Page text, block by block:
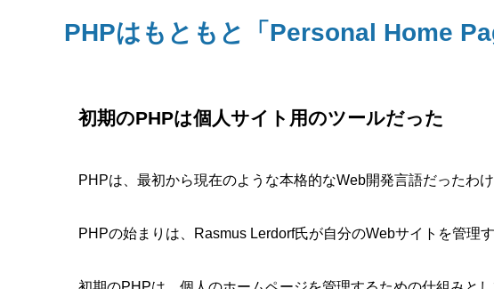
PHPはもともと「Personal Home
初期のPHPは個人サイト用のツールだった
PHPは、最初から現在のような本格的なWeb開発言語だったわけ
PHPの始まりは、Rasmus Lerdorf氏が自分のWebサイトを管理